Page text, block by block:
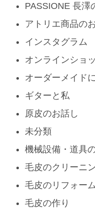
PASSIONE 長澤
アトリエ商品の
インスタグラム
オンラインショ
オーダーメイド
ギターと私
原皮のお話し
未分類
機械設備・道具
毛皮のクリーニ
毛皮のリフォーム
毛皮の作り